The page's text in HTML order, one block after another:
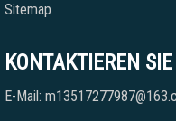
Sitemap
KONTAKTIEREN
E-Mail: